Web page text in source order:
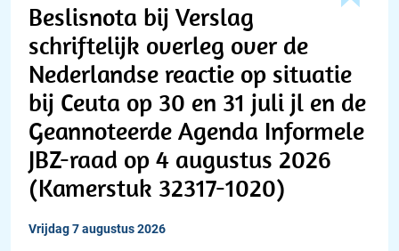
Beslisnota bij Verslag
schriftelijk overleg over de
Nederlandse reactie op situatie
bij Ceuta op 30 en 31 juli jl en de
Geannoteerde Agenda Informele
JBZ-raad op 4 augustus 2026
(Kamerstuk 32317-1020)
vrijdag 7 augustus 2026